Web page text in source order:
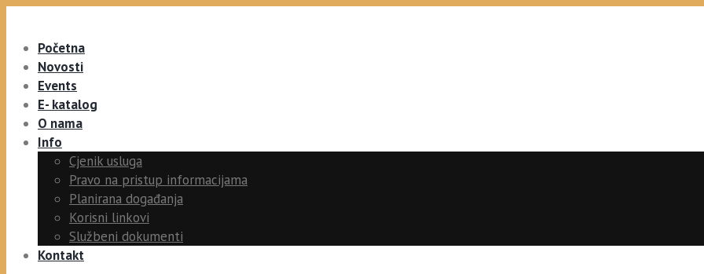
Početna
Novosti
Events
E- katalog
O nama
Info
Cjenik usluga
Pravo na pristup informacijama
Planirana događanja
Korisni linkovi
Službeni dokumenti
Kontakt